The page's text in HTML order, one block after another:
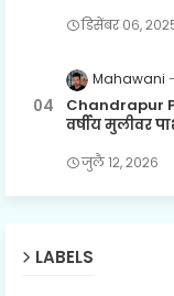
डिसेंबर ०६,
Mahawani
Chandrapur
वर्षीय मुलीवर
जुलै १२, २०२६
LABELS